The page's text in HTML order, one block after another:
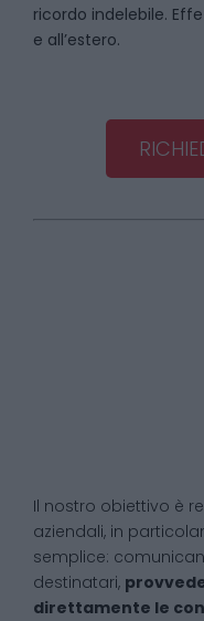
ricordo indelebile.
e all’estero.
Il nostro obiettivo è
aziendali, in
semplice:
destinatari,
direttamente le